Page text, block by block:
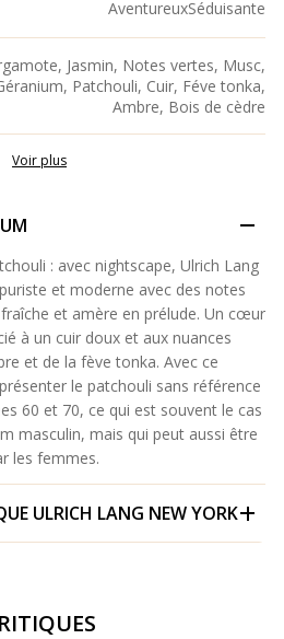
AventureuxSéduisante
Jasmin, Notes vertes, Musc,
Patchouli, Cuir, Féve tonka,
Ambre, Bois de cèdre
Voir plus
: avec nightscape, Ulrich Lang
et moderne avec des notes
et amère en prélude. Un cœur
à un cuir doux et aux nuances
et de la fève tonka. Avec ce
le patchouli sans référence
60 et 70, ce qui est souvent le cas
masculin, mais qui peut aussi être
les femmes.
ULRICH LANG NEW YORK